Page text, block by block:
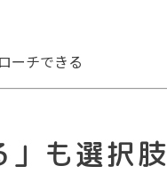
ーチできる
も選択肢